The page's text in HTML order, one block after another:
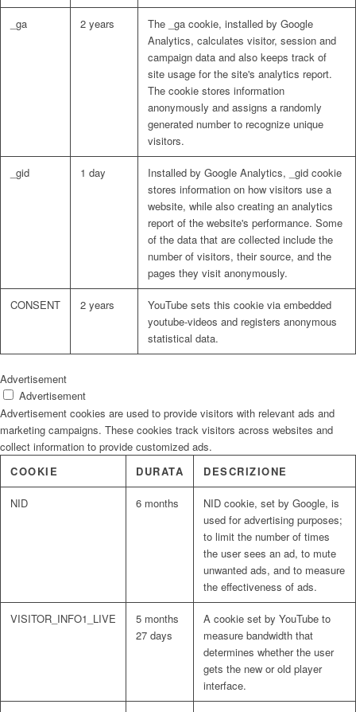
_ga 2 years
The _ga cookie, installed by Google
Analytics, calculates visitor, session and
campaign data and also keeps track of
site usage for the site's analytics report.
The cookie stores information
anonymously and assigns a randomly
generated number to recognize unique
visitors.
_gid 1 day
Installed by Google Analytics, _gid cookie
stores information on how visitors use a
website, while also creating an analytics
report of the website's performance. Some
of the data that are collected include the
number of visitors, their source, and the
pages they visit anonymously.
CONSENT 2 years
YouTube sets this cookie via embedded
youtube-videos and registers anonymous
statistical data.
Advertisement
Advertisement
Advertisement cookies are used to provide visitors with relevant ads and
marketing campaigns. These cookies track visitors across websites and
collect information to provide customized ads.
COOKIE
DURATA DESCRIZIONE
NID 6 months
NID cookie, set by Google, is
used for advertising purposes;
to limit the number of times
the user sees an ad, to mute
unwanted ads, and to measure
the effectiveness of ads.
VISITOR_INFO1_LIVE
5 months
27 days
A cookie set by YouTube to
measure bandwidth that
determines whether the user
gets the new or old player
interface.